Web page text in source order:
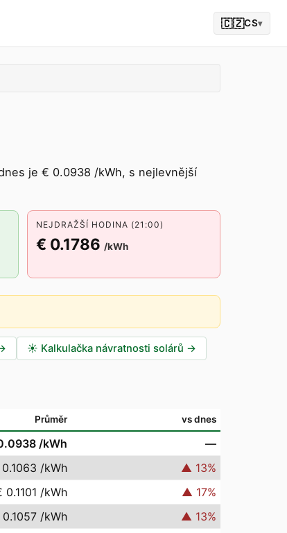
🇨🇿CS▾
je € 0.0938 /kWh, s nejlevnější
NEJDRAŽŠÍ HODINA (21:00)
€ 0.1786 /kWh
☀️ Kalkulačka návratnosti solárů →
Průměr vs dnes
/kWh
—
/kWh ▲ 13%
0.1101 /kWh ▲ 17%
/kWh ▲ 13%